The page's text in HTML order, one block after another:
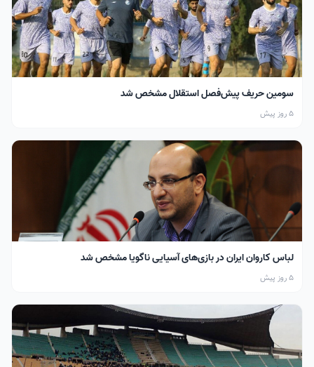
سومین حریف پیش‌فصل استقلال مشخص شد
5 روز پیش
لباس کاروان ایران در بازی‌های آسیایی ناگویا مشخص شد
5 روز پیش